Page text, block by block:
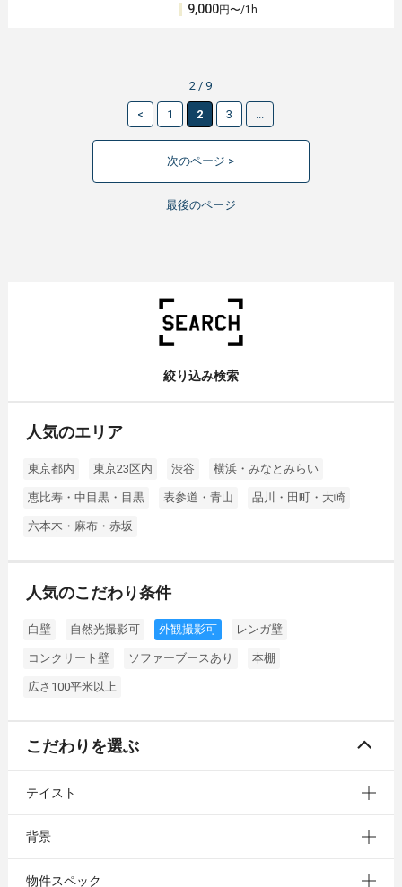
9,000円〜/1h
2 / 9
< 1 2 3
次のページ >
最後のページ
絞り込み検索
人気のエリア
東京都内 東京23区内 渋谷 横浜・みなとみらい
恵比寿・中目黒・目黒 表参道・青山 品川・田町・大崎
六本木・麻布・赤坂
人気のこだわり条件
白壁 自然光撮影可 外観撮影可 レンガ壁
コンクリート壁 ソファーブースあり 本棚
広さ100平米以上
こだわりを選ぶ
テイスト
背景
物件スペック